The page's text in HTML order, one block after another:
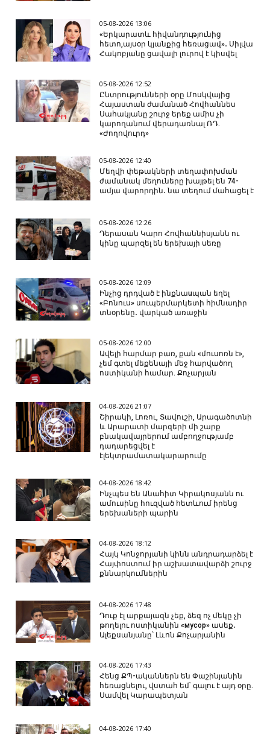
05-08-2026 13:06
«Երկարատև հիվանդությունից
հետո,այսօր կյանքից հեռացավ»․ Սիլվա
Հակոբյանը ցավալի լուրով է կիսվել
05-08-2026 12:52
Ընտրությունների օրը Մոսկվայից
Հայաստան ժամանած Հովհաննես
Սահակյանը շուրջ երեք ամիս չի
կարողանում վերադառնալ ՌԴ.
«Ժողովուրդ»
05-08-2026 12:40
Մեղվի փեթակների տեղափոխման
ժամանակ մեղուները խայթել են 74-
ամյա վարորդին․ նա տեղում մահացել է
05-08-2026 12:26
Դերասան Կարո Հովհաննիսյանն ու
կինը պարզել են երեխայի սեռը
05-08-2026 12:09
Ինչից դրդված է ինքնաuպան եղել
«Բոնուս» սուպերմարկետի հիմնադիր
տնօրենը․ վարկած առաջին
05-08-2026 12:00
Ավելի հարմար բառ, քան «մուսոռն է»,
չեմ գտել մեքենայի մեջ հարվածող
ոստիկանի համար. Քոչարյան
04-08-2026 21:07
Շիրակի, Լոռու, Տավուշի, Արագածոտնի
և Արարատի մարզերի մի շարք
բնակավայրերում ամբողջությամբ
դադարեցվել է
էլեկտրամատակարարումը
04-08-2026 18:42
Ինչպես են Անահիտ Կիրակոսյանն ու
ամուսինը հուզված հետևում իրենց
երեխաների պարին
04-08-2026 18:12
Հայկ Կոնջորյանի կինն անդրադարձել է
Հայփոստում իր աշխատավարձի շուրջ
քննարկումներին
04-08-2026 17:48
Դուք էլ արքայազն չեք, ձեզ ոչ մեկը չի
թողելու ոստիկանին «мусор» ասեք․
Ալեքսանյանը՝ Լևոն Քոչարյանին
04-08-2026 17:43
Հենց ՔՊ-ականներն են Փաշինյանին
հեռացնելու, վստահ եմ՝ գալու է այդ օրը.
Սամվել Կարապետյան
04-08-2026 17:40